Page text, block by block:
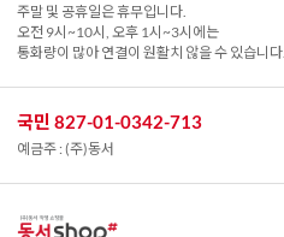
주말 및 공휴일은 휴무입니다.
오전 9시~10시, 오후 1시~3시에는
통화량이 많아 연결이 원활치 않을 수 있습니다.
국민 827-01-0342-713
예금주 : (주)동서